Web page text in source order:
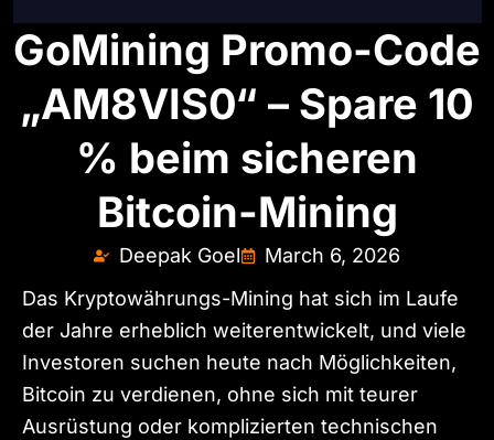
GoMining Promo-Code
„AM8VIS0“ – Spare 10
% beim sicheren
Bitcoin-Mining
Deepak Goel
March 6, 2026
Das Kryptowährungs-Mining hat sich im Laufe
der Jahre erheblich weiterentwickelt, und viele
Investoren suchen heute nach Möglichkeiten,
Bitcoin zu verdienen, ohne sich mit teurer
Ausrüstung oder komplizierten technischen